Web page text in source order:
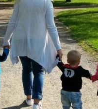
Datenschutzerklärung
Datenschutzerklärung